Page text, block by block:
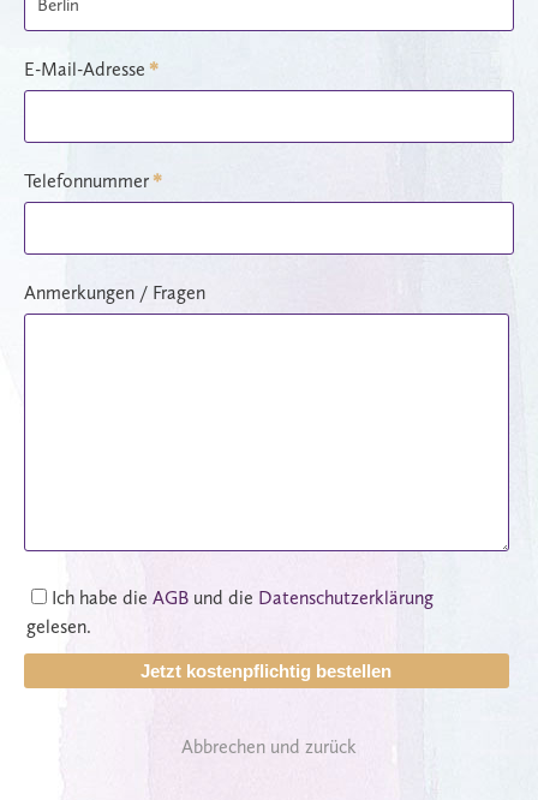
E-Mail-Adresse *
Telefonnummer *
Anmerkungen / Fragen
Ich habe die AGB und die Datenschutzerklärung
gelesen.
Jetzt kostenpflichtig bestellen
Abbrechen und zurück